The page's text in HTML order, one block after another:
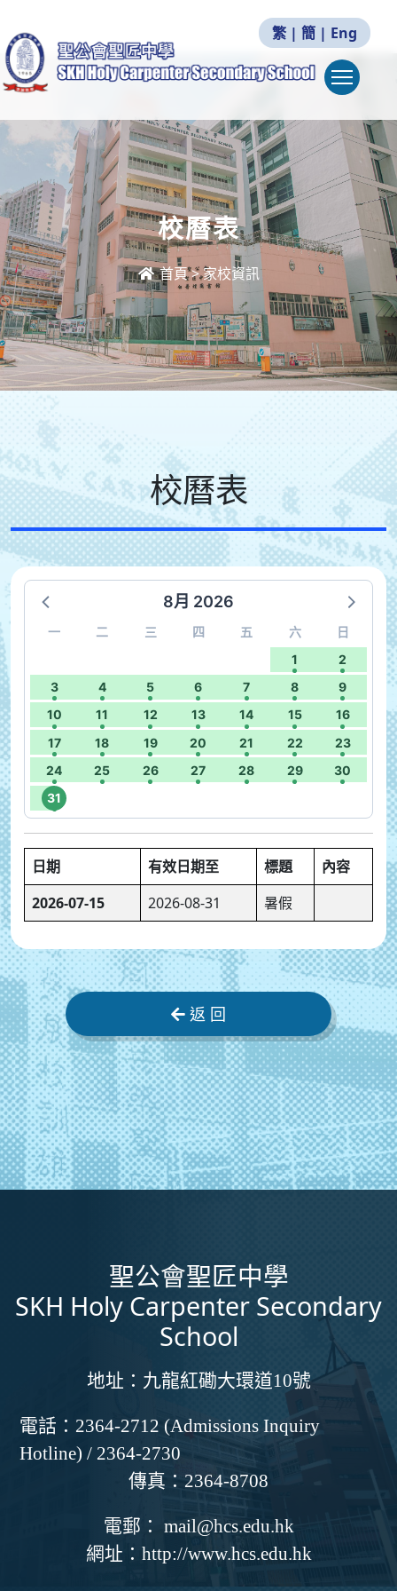
繁 | 簡 | Eng
校曆表
首頁>家校資訊
校曆表
8月 2026
一 二 三 四 五 六
日
1
2
3
4 5 6 7 8
9
10
11 12 13 14 15
16
17
18 19 20 21 22
23
24
25 26 27 28 29
30
31
日期 有效日期至 標題
內容
2026-07-15
2026-08-31 暑假
返 回
聖公會聖匠中學
SKH Holy Carpenter Secondary
School
地址： 九龍紅磡大環道10號
電話： 2364-2712 (Admissions Inquiry
Hotline) / 2364-2730
傳真： 2364-8708
電郵： mail@hcs.edu.hk
網址： http://www.hcs.edu.hk